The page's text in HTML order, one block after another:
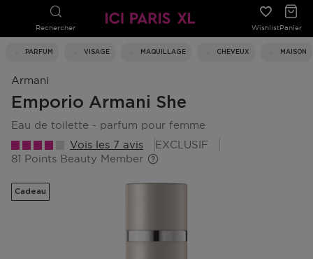
Rechercher WishlistPanier
PARFUM VISAGE MAQUILLAGE CHEVEUX MAISON
Armani
Emporio Armani She
eau de toilette - parfum pour femme
Vois les 7 avis
EXCLUSIF
81 Points Beauty Member
Cadeau